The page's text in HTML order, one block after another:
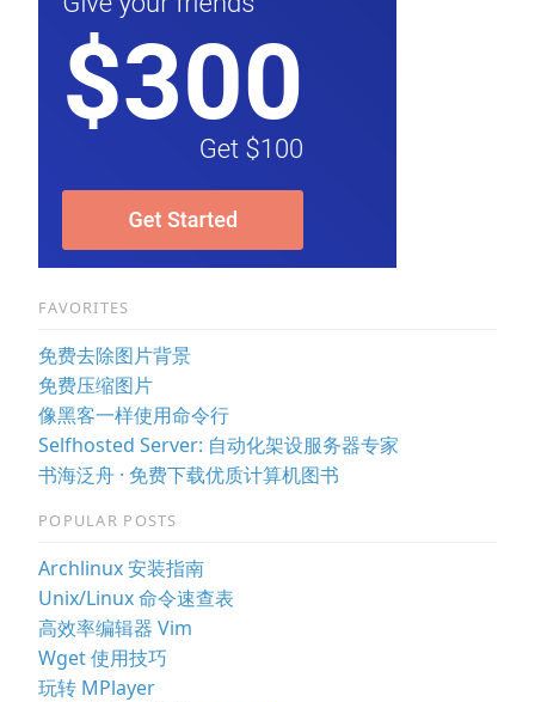
FAVORITES
免费去除图片背景
免费压缩图片
像黑客一样使用命令行
Selfhosted Server: 自动化架设服务器专家
书海泛舟 · 免费下载优质计算机图书
POPULAR POSTS
Archlinux 安装指南
Unix/Linux 命令速查表
高效率编辑器 Vim
Wget 使用技巧
玩转 MPlayer